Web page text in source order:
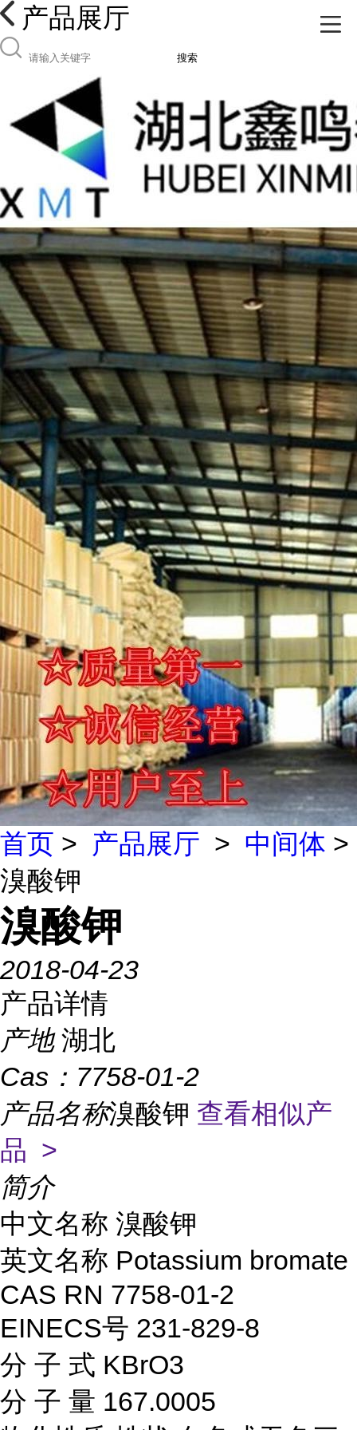
产品展厅
搜索
首页 > 产品展厅 > 中间体 >
溴酸钾
溴酸钾
2018-04-23
产品详情
产地 湖北
Cas： 7758-01-2
产品名称溴酸钾 查看相似产
品 >
简介
中文名称 溴酸钾
英文名称 Potassium bromate
CAS RN 7758-01-2
EINECS号 231-829-8
分 子 式 KBrO3
分 子 量 167.0005